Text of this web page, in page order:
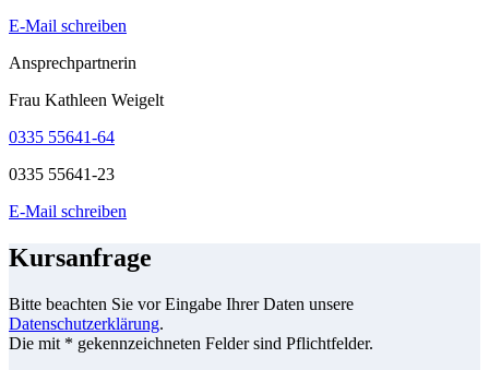
E-Mail schreiben
Ansprechpartnerin
Frau Kathleen Weigelt
0335 55641-64
0335 55641-23
E-Mail schreiben
Kursanfrage
Bitte beachten Sie vor Eingabe Ihrer Daten unsere
Datenschutzerklärung.
Die mit * gekennzeichneten Felder sind Pflichtfelder.